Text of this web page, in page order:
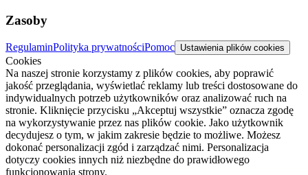
Zasoby
RegulaminPolityka prywatnościPomoc Ustawienia plików cookies
Cookies
Na naszej stronie korzystamy z plików cookies, aby poprawić
jakość przeglądania, wyświetlać reklamy lub treści dostosowane do
indywidualnych potrzeb użytkowników oraz analizować ruch na
stronie. Kliknięcie przycisku „Akceptuj wszystkie” oznacza zgodę
na wykorzystywanie przez nas plików cookie. Jako użytkownik
decydujesz o tym, w jakim zakresie będzie to możliwe. Możesz
dokonać personalizacji zgód i zarządzać nimi. Personalizacja
dotyczy cookies innych niż niezbędne do prawidłowego
funkcjonowania strony.